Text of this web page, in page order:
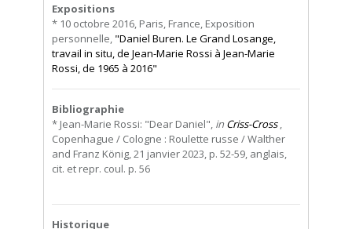
Expositions
* 10 octobre 2016, Paris, France, Exposition
personnelle, "Daniel Buren. Le Grand Losange,
travail in situ, de Jean-Marie Rossi à Jean-Marie
Rossi, de 1965 à 2016"
Bibliographie
* Jean-Marie Rossi: "Dear Daniel", in Criss-Cross,
Copenhague / Cologne : Roulette russe / Walther
and Franz König, 21 janvier 2023, p. 52-59, anglais,
cit. et repr. coul. p. 56
Historique